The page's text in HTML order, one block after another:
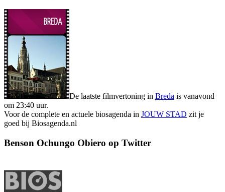
De laatste filmvertoning in Breda is vanavond
om 23:40 uur.
Voor de complete en actuele biosagenda in JOUW STAD zit je
goed bij Biosagenda.nl
Benson Ochungo Obiero op Twitter